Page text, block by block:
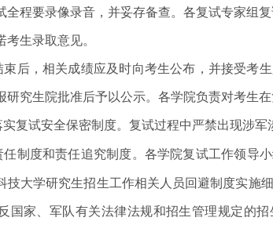
全程要录像录音，并妥存备查。各复试专家组
生录取意见。
束后，相关成绩应及时向考生公布，并接受考
研究生院批准后予以公示。各学院负责对考生
实复试安全保密制度。复试过程中严禁出现涉军
任制度和责任追究制度。各学院复试工作领导
技大学研究生招生工作相关人员回避制度实施
国家、军队有关法律法规和招生管理规定的